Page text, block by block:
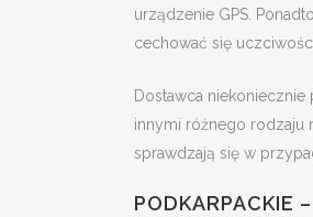
urządzenie GPS.
cechować się
Dostawca
innymi różnego rodzaju
sprawdzają się w
PODKARPACKIE